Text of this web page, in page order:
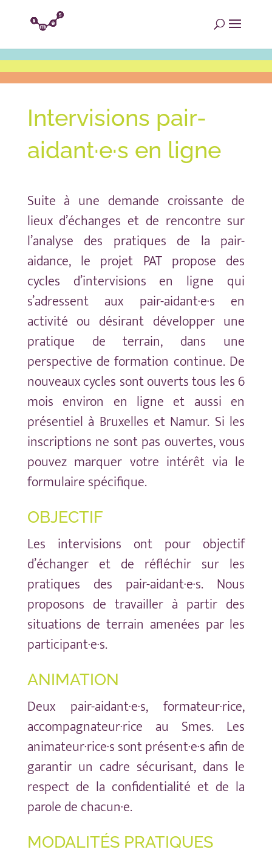
Intervisions pair-
aidant·e·s en ligne
Suite à une demande croissante de
lieux d’échanges et de rencontre sur
l’analyse des pratiques de la pair-
aidance, le projet PATpropose des
cycles d’intervisions en ligne qui
s’adressent aux pair-aidant·e·s en
activité ou désirant développer une
pratique de terrain, dans une
perspective de formation continue. De
nouveaux cycles sont ouverts tous les 6
mois environ en ligne et aussi en
présentiel à Bruxelles et Namur. Si les
inscriptions ne sont pas ouvertes, vous
pouvez marquer votre intérêt via le
formulaire spécifique.
OBJECTIF
Les intervisions ont pour objectif
d’échanger et de réfléchir sur les
pratiques des pair-aidant·e·s. Nous
proposons de travailler à partir des
situations de terrain amenées par les
participant·e·s.
ANIMATION
Deux pair-aidant·e·s, formateur·rice,
accompagnateur·rice au Smes. Les
animateur·rice·s sont présent·e·s afin de
garantir un cadre sécurisant, dans le
respect de la confidentialité et de la
parole de chacun·e.
MODALITÉS PRATIQUES